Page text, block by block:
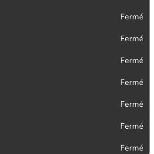
Fermé
Fermé
Fermé
Fermé
Fermé
Fermé
Fermé